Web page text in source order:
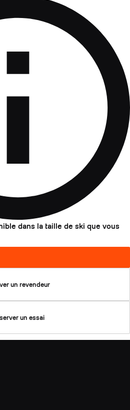
dans la taille de ski que vous
un revendeur
un essai